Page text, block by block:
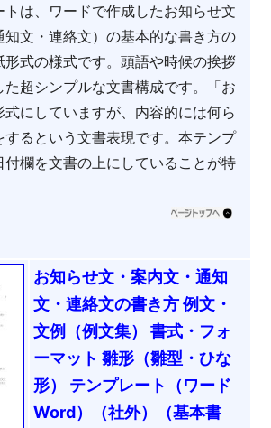
トは、ワードで作成したお知らせ文
知文・連絡文）の基本的な書き方の
形式の様式です。頭語や時候の挨拶
た超シンプルな文書構成です。「お
式にしていますが、内容的には何ら
するという文書表現です。本テンプ
付欄を文書の上にしていることが特
お知らせ文・案内文・通知
文・連絡文の書き方 例文・
文例（例文集） 書式・フォ
ーマット 雛形（雛型・ひな
形） テンプレート（ワード
Word）（社外）（基本書